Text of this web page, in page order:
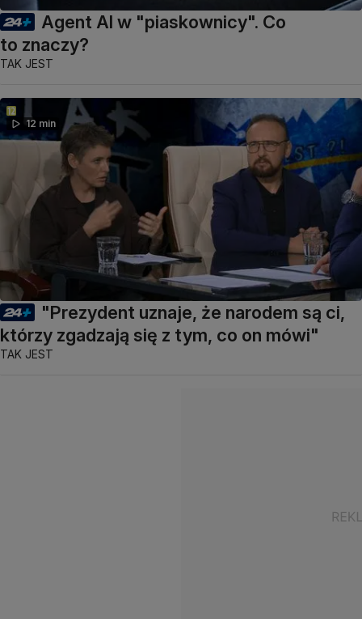
Agent AI w "piaskownicy". Co
to znaczy?
TAK JEST
12 min
"Prezydent uznaje, że narodem są ci,
którzy zgadzają się z tym, co on mówi"
TAK JEST